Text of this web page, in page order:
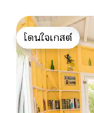
โดนใจเกสต์
โดนใจเกสต์